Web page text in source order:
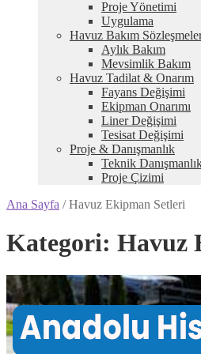
Proje Yönetimi
Uygulama
Havuz Bakım
Aylık Bakım
Mevsimlik Bakım
Havuz Tadilat & Onarım
Fayans Değişimi
Ekipman Onarımı
Liner Değişimi
Tesisat Değişimi
Proje & Danışmanlık
Teknik
Proje Çizimi
Ana Sayfa /Havuz Ekipman Setleri
Kategori: Havuz